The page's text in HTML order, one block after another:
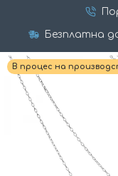
Безплатна
В процес на